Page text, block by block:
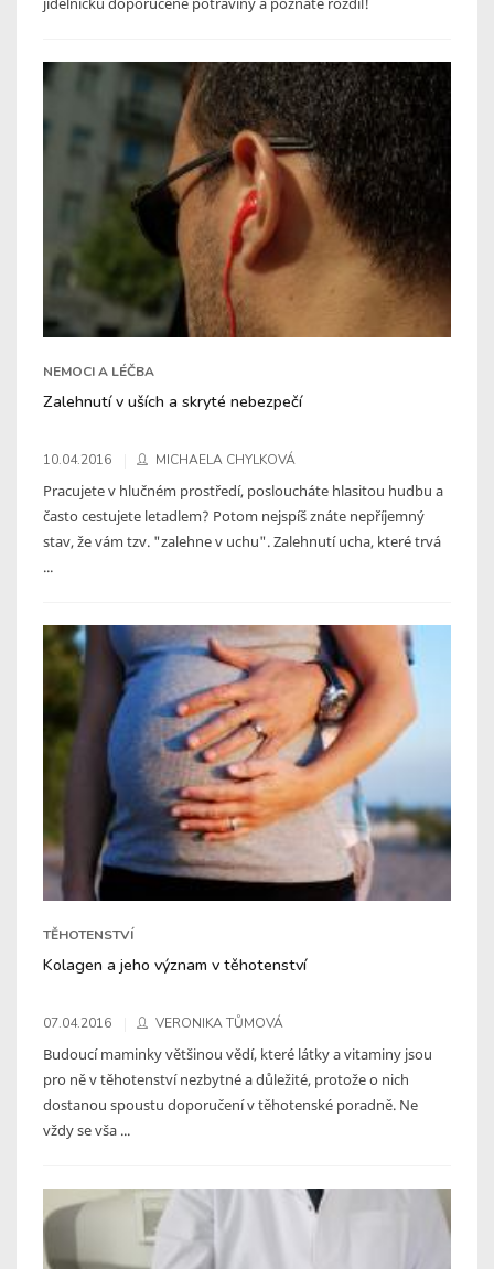
NEMOCI A LÉČBA
Zalehnutí v uších a skryté nebezpečí
10.04.2016 MICHAELA CHYLKOVÁ
Pracujete v hlučném prostředí, posloucháte hlasitou hudbu a
často cestujete letadlem? Potom nejspíš znáte nepříjemný
stav, že vám tzv. "zalehne v uchu". Zalehnutí ucha, které trvá
...
TĚHOTENSTVÍ
Kolagen a jeho význam v těhotenství
07.04.2016 VERONIKA TŮMOVÁ
Budoucí maminky většinou vědí, které látky a vitaminy jsou
pro ně v těhotenství nezbytné a důležité, protože o nich
dostanou spoustu doporučení v těhotenské poradně. Ne
vždy se vša ...